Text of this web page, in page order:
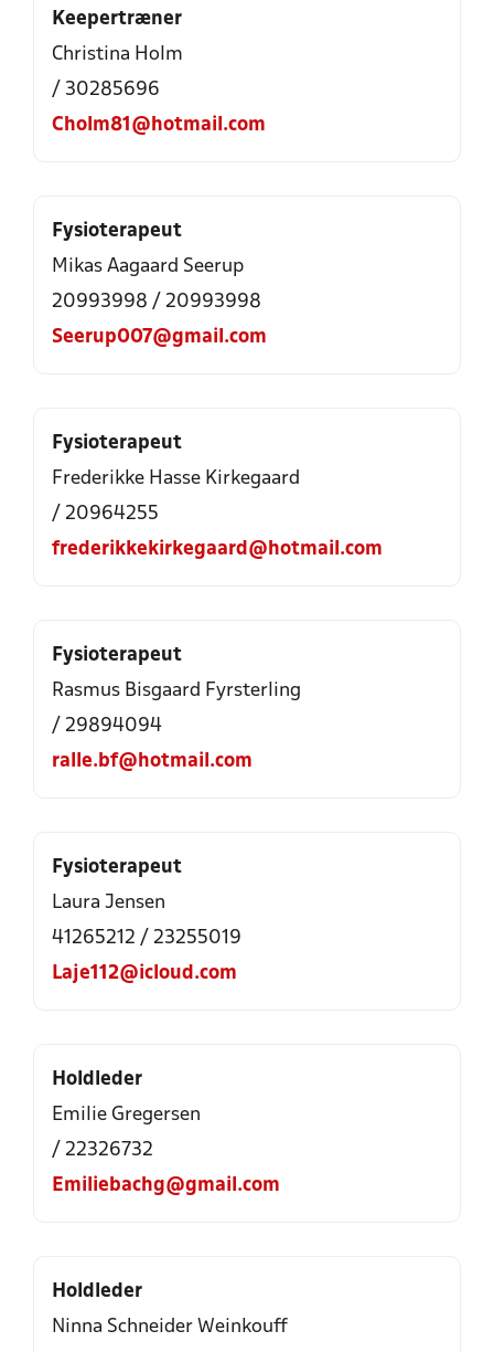
Keepertræner
Christina Holm
/ 30285696
Cholm81@hotmail.com
Fysioterapeut
Mikas Aagaard Seerup
20993998 / 20993998
Seerup007@gmail.com
Fysioterapeut
Frederikke Hasse Kirkegaard
/ 20964255
frederikkekirkegaard@hotmail.com
Fysioterapeut
Rasmus Bisgaard Fyrsterling
/ 29894094
ralle.bf@hotmail.com
Fysioterapeut
Laura Jensen
41265212 / 23255019
Laje112@icloud.com
Holdleder
Emilie Gregersen
/ 22326732
Emiliebachg@gmail.com
Holdleder
Ninna Schneider Weinkouff